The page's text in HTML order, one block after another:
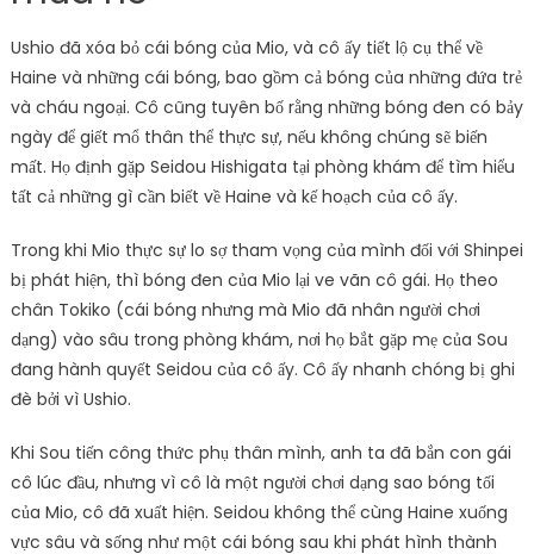
Ushio đã xóa bỏ cái bóng của Mio, và cô ấy tiết lộ cụ thể về
Haine và những cái bóng, bao gồm cả bóng của những đứa trẻ
và cháu ngoại. Cô cũng tuyên bố rằng những bóng đen có bảy
ngày để giết mổ thân thể thực sự, nếu không chúng sẽ biến
mất. Họ định gặp Seidou Hishigata tại phòng khám để tìm hiểu
tất cả những gì cần biết về Haine và kế hoạch của cô ấy.
Trong khi Mio thực sự lo sợ tham vọng của mình đối với Shinpei
bị phát hiện, thì bóng đen của Mio lại ve vãn cô gái. Họ theo
chân Tokiko (cái bóng nhưng mà Mio đã nhân người chơi
dạng) vào sâu trong phòng khám, nơi họ bắt gặp mẹ của Sou
đang hành quyết Seidou của cô ấy. Cô ấy nhanh chóng bị ghi
đè bởi vì Ushio.
Khi Sou tiến công thức phụ thân mình, anh ta đã bắn con gái
cô lúc đầu, nhưng vì cô là một người chơi dạng sao bóng tối
của Mio, cô đã xuất hiện. Seidou không thể cùng Haine xuống
vực sâu và sống như một cái bóng sau khi phát hình thành